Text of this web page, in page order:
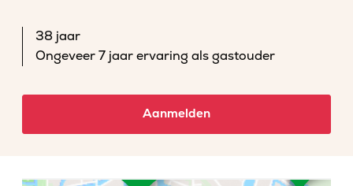
38 jaar
Ongeveer 7 jaar ervaring als gastouder
Aanmelden